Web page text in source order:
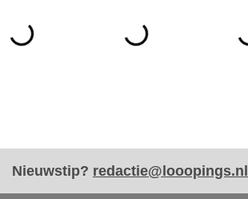
Nieuwstip? redactie@looopings.nl